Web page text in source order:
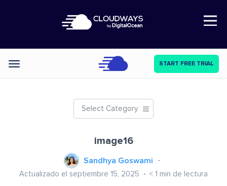
Open Nav
Categories START FREE TRIAL
Select Category
image16
Sandhya Goswami
Actualizado el septiembre 15, 2025 < 1 min de lectura